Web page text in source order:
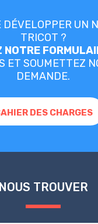
DÉVELOPPER UN
TRICOT ?
NOTRE
ET SOUMETTEZ
DEMANDE.
DES CHARGES
NOUS TROUVER